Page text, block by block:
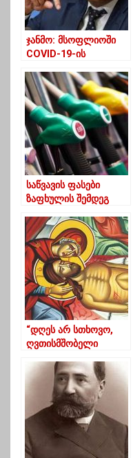
ჯანმო: მსოფლიოში
COVID-19-ის
რეკორდულად
გაიზარდა
საწვავის ფასები
ზაფხულის შემდეგ
ნიშნულზეა
“დღეს არ სთხოვო,
ღვთისმშობელი